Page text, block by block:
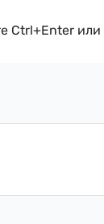
Ctrl+Enter или